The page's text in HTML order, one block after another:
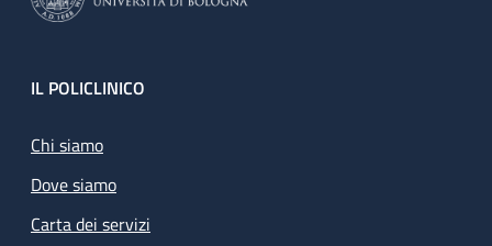
Footer
IL POLICLINICO
Chi siamo
Dove siamo
Carta dei servizi